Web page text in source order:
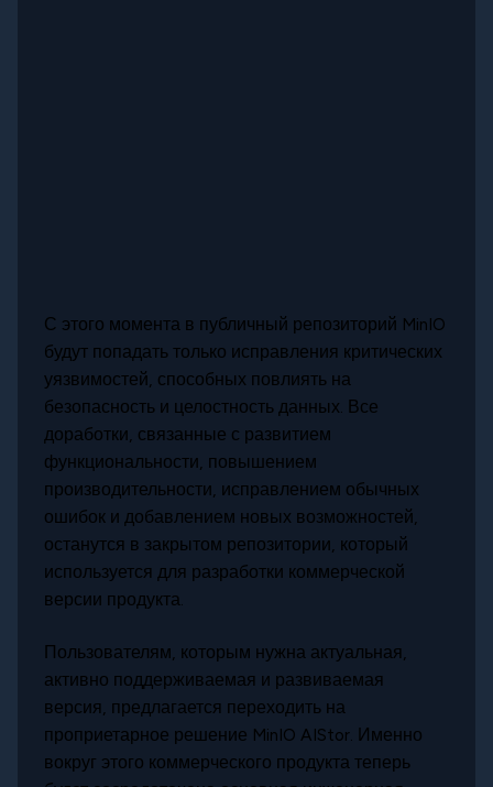
С этого момента в публичный репозиторий MinIO
будут попадать только исправления критических
уязвимостей, способных повлиять на
безопасность и целостность данных. Все
доработки, связанные с развитием
функциональности, повышением
производительности, исправлением обычных
ошибок и добавлением новых возможностей,
останутся в закрытом репозитории, который
используется для разработки коммерческой
версии продукта.
Пользователям, которым нужна актуальная,
активно поддерживаемая и развиваемая
версия, предлагается переходить на
проприетарное решение MinIO AIStor. Именно
вокруг этого коммерческого продукта теперь